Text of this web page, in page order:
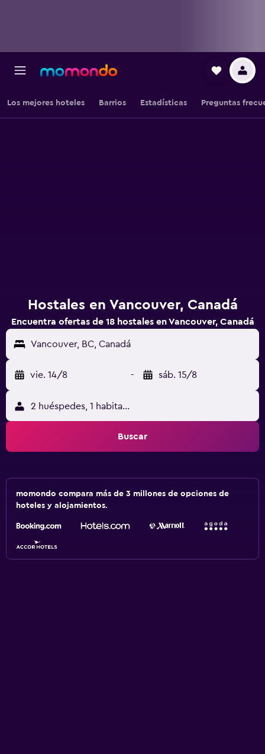
Los mejores hoteles Barrios Estadísticas Preguntas
Hostales en Vancouver, Canadá
Encuentra ofertas de 18 hostales en Vancouver, Canadá
Vancouver, BC, Canadá
vie. 14/8 - sáb. 15/8
2 huéspedes, 1 habitación
Buscar
momondo compara más de 3 millones de opciones de
hoteles y alojamientos.